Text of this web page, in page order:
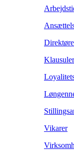
Klausuler
Vikarer